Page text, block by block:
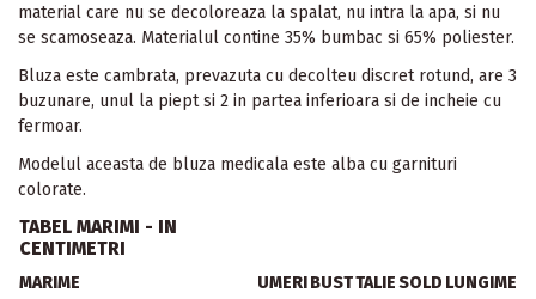
material care nu se decoloreaza la spalat, nu intra la apa, si nu
se scamoseaza. Materialul contine 35% bumbac si 65% poliester.
Bluza este cambrata, prevazuta cu decolteu discret rotund, are 3
buzunare, unul la piept si 2 in partea inferioara si de incheie cu
fermoar.
Modelul aceasta de bluza medicala este alba cu garnituri
colorate.
TABEL MARIMI - IN
CENTIMETRI
MARIME UMERIBUSTTALIESOLD LUNGIME